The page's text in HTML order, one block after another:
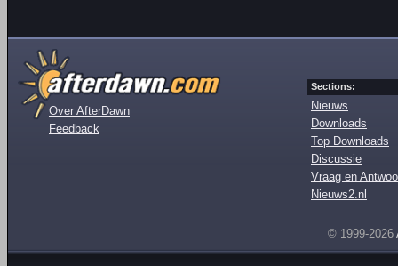
Over AfterDawn
Feedback
Sections:
Nieuws
Downloads
Top Downloads
Discussie
Vraag en
Nieuws2.nl
© 1999-2026